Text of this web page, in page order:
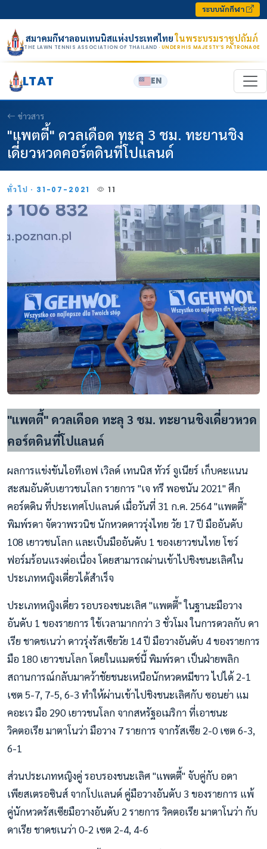
ระบบนักกีฬา
สมาคมกีฬาลอนเทนนิสแห่งประเทศไทยในพระบรมราชูปถัมภ์
THE LAWN TENNIS ASSOCIATION OF THAILAND · UNDER HIS MAJESTY’S PATRONAGE
LTAT EN
ข่าวสาร
"แพตตี้" ดวลเดือด ทะลุ 3 ชม. ทะยานชิง
เดี่ยวหวดคอร์ตดินที่โปแลนด์
ทั่วไป · 31-07-2021 11
"แพตตี้" ดวลเดือด ทะลุ 3 ชม. ทะยานชิงเดี่ยวหวด
คอร์ตดินที่โปแลนด์
ผลการแข่งขันไอทีเอฟ เวิลด์ เทนนิส ทัวร์ จูเนียร์ เก็บคะแนน
สะสมอันดับเยาวชนโลก รายการ "เจ ทรี พอซนัน 2021" ศึก
คอร์ตดิน ที่ประเทศโปแลนด์ เมื่อวันที่ 31 ก.ค. 2564 "แพตตี้"
พิมพ์รดา จัตวาพรวนิช นักหวดดาวรุ่งไทย วัย 17 ปี มืออันดับ
108 เยาวชนโลก และเป็นมืออันดับ 1 ของเยาวชนไทย โชว์
ฟอร์มร้อนแรงต่อเนื่อง โดยสามารถผ่านเข้าไปชิงชนะเลิศใน
ประเภทหญิงเดี่ยวได้สำเร็จ
ประเภทหญิงเดี่ยว รอบรองชนะเลิศ "แพตตี้" ในฐานะมือวาง
อันดับ 1 ของรายการ ใช้เวลามากกว่า 3 ชั่วโมง ในการดวลกับ ดา
เรีย ชาดชเนว่า ดาวรุ่งรัสเซียวัย 14 ปี มือวางอันดับ 4 ของรายการ
มือ 180 เยาวชนโลก โดยในแมตช์นี้ พิมพ์รดา เป็นฝ่ายพลิก
สถานการณ์กลับมาคว้าชัยชนะเหนือนักหวดหมีขาว ไปได้ 2-1
เซต 5-7, 7-5, 6-3 ทำให้ผ่านเข้าไปชิงชนะเลิศกับ ซอนย่า แม
คอะเว มือ 290 เยาวชนโลก จากสหรัฐอเมริกา ที่เอาชนะ
วิคตอเรีย มาตาโนว่า มือวาง 7 รายการ จากรัสเซีย 2-0 เซต 6-3,
6-1
ส่วนประเภทหญิงคู่ รอบรองชนะเลิศ "แพตตี้" จับคู่กับ อดา
เพียสเตรอซินส์ จากโปแลนด์ คู่มือวางอันดับ 3 ของรายการ แพ้
คู่นักหวดรัสเซียมือวางอันดับ 2 รายการ วิคตอเรีย มาตาโนว่า กับ
ดาเรีย ชาดชเนว่า 0-2 เซต 2-4, 4-6